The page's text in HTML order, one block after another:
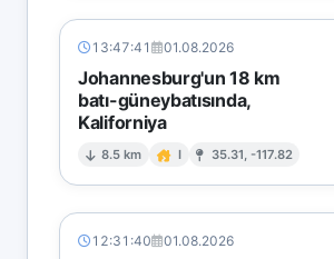
13:47:41 01.08.2026
Johannesburg'un 18 km
batı-güneybatısında,
Kaliforniya
8.5 km I 35.31, -117.82
12:31:40 01.08.2026